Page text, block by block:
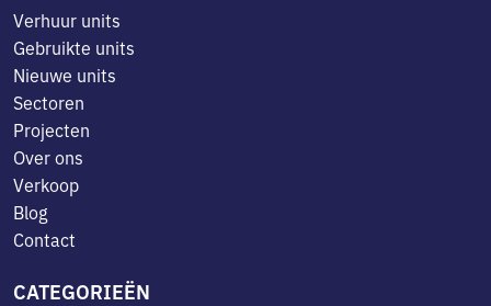
Verhuur units
Gebruikte units
Nieuwe units
Sectoren
Projecten
Over ons
Verkoop
Blog
Contact
CATEGORIEËN